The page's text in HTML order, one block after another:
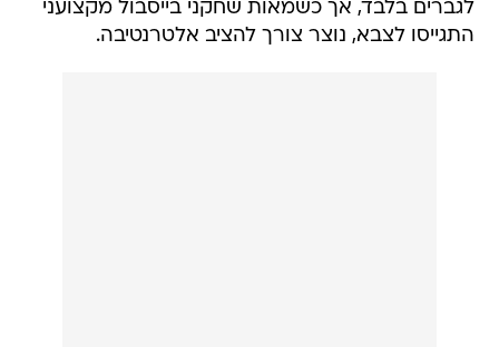
לגברים בלבד, אך כשמאות שחקני בייסבול מקצועני
התגייסו לצבא, נוצר צורך להציב אלטרנטיבה.